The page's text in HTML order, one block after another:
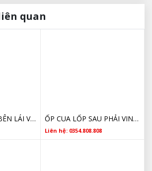
quan
CHẮN BÙN GẦM BÊN LÁI VINFAST FADIL 42353386 CHÍNH HÃNG ỐP CUA LỐP SAU PHẢI VINFAST FADIL CHÍNH HÃNG
Liên hệ: 0354.808.808